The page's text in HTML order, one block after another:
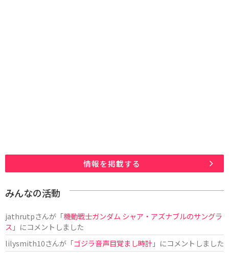
情報を掲載する
みんなの活動
jathrutpさんが「機動戦士ガンダム シャア・アズナブルのサングラ
ス 」にコメントしました
lilysmith10さんが「ゴジラ音声目覚まし時計」にコメントしました